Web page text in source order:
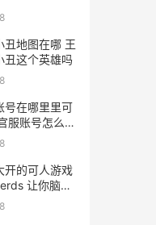
丑地图在哪 王
丑这个英雄吗
号在哪里里可
服账号怎么找
开的可人游戏
让你脑洞
写摘抄加书